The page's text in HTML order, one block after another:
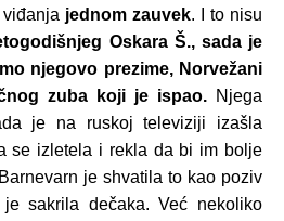
jednom zauvek. I to nisu
Oskara Š., sada je
njegovo prezime, Norvežani
zuba koji je ispao. Njega
je na ruskoj televiziji izašla
se izletela i rekla da bi im bolje
je shvatila to kao poziv
sakrila dečaka. Već nekoliko